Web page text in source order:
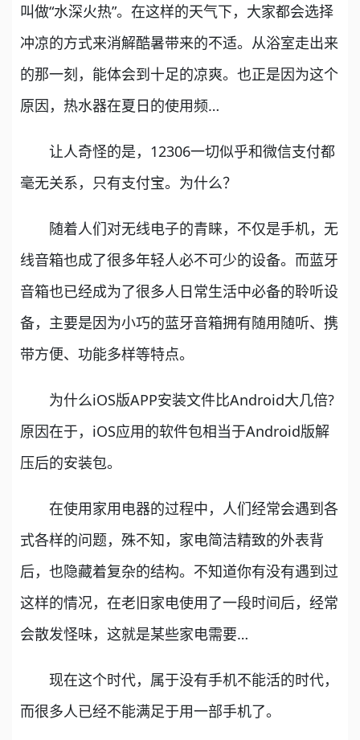
叫做“水深火热”。在这样的天气下，大家都会选择
冲凉的方式来消解酷暑带来的不适。从浴室走出来
的那一刻，能体会到十足的凉爽。也正是因为这个
原因，热水器在夏日的使用频…
让人奇怪的是，12306一切似乎和微信支付都
毫无关系，只有支付宝。为什么？
随着人们对无线电子的青睐，不仅是手机，无
线音箱也成了很多年轻人必不可少的设备。而蓝牙
音箱也已经成为了很多人日常生活中必备的聆听设
备，主要是因为小巧的蓝牙音箱拥有随用随听、携
带方便、功能多样等特点。
为什么iOS版APP安装文件比Android大几倍?
原因在于，iOS应用的软件包相当于Android版解
压后的安装包。
在使用家用电器的过程中，人们经常会遇到各
式各样的问题，殊不知，家电简洁精致的外表背
后，也隐藏着复杂的结构。不知道你有没有遇到过
这样的情况，在老旧家电使用了一段时间后，经常
会散发怪味，这就是某些家电需要…
现在这个时代，属于没有手机不能活的时代，
而很多人已经不能满足于用一部手机了。